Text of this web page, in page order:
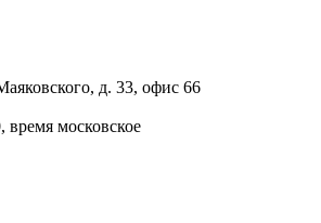
д. 33, офис 66
время московское